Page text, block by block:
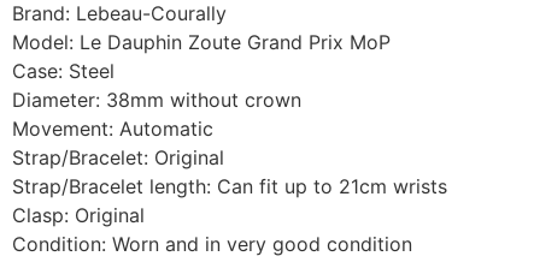
Brand: Lebeau-Courally
Model: Le Dauphin Zoute Grand Prix MoP
Case: Steel
Diameter: 38mm without crown
Movement: Automatic
Strap/Bracelet: Original
Strap/Bracelet length: Can fit up to 21cm wrists
Clasp: Original
Condition: Worn and in very good condition